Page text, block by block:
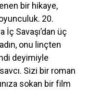
bir hikaye,
20.
İç Savaşı’dan üç
onu linçten
deyimiyle
Sizi bir roman
sokan bir film